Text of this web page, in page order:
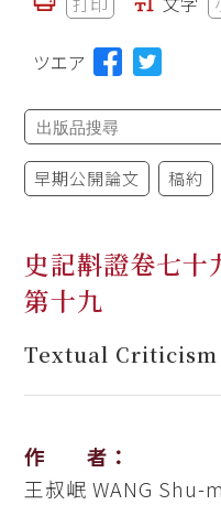
ツエア
早期公開論文 稿約
史記斠證卷七
第十九
Textual Criticism
作 者：
王叔岷 WANG Shu-